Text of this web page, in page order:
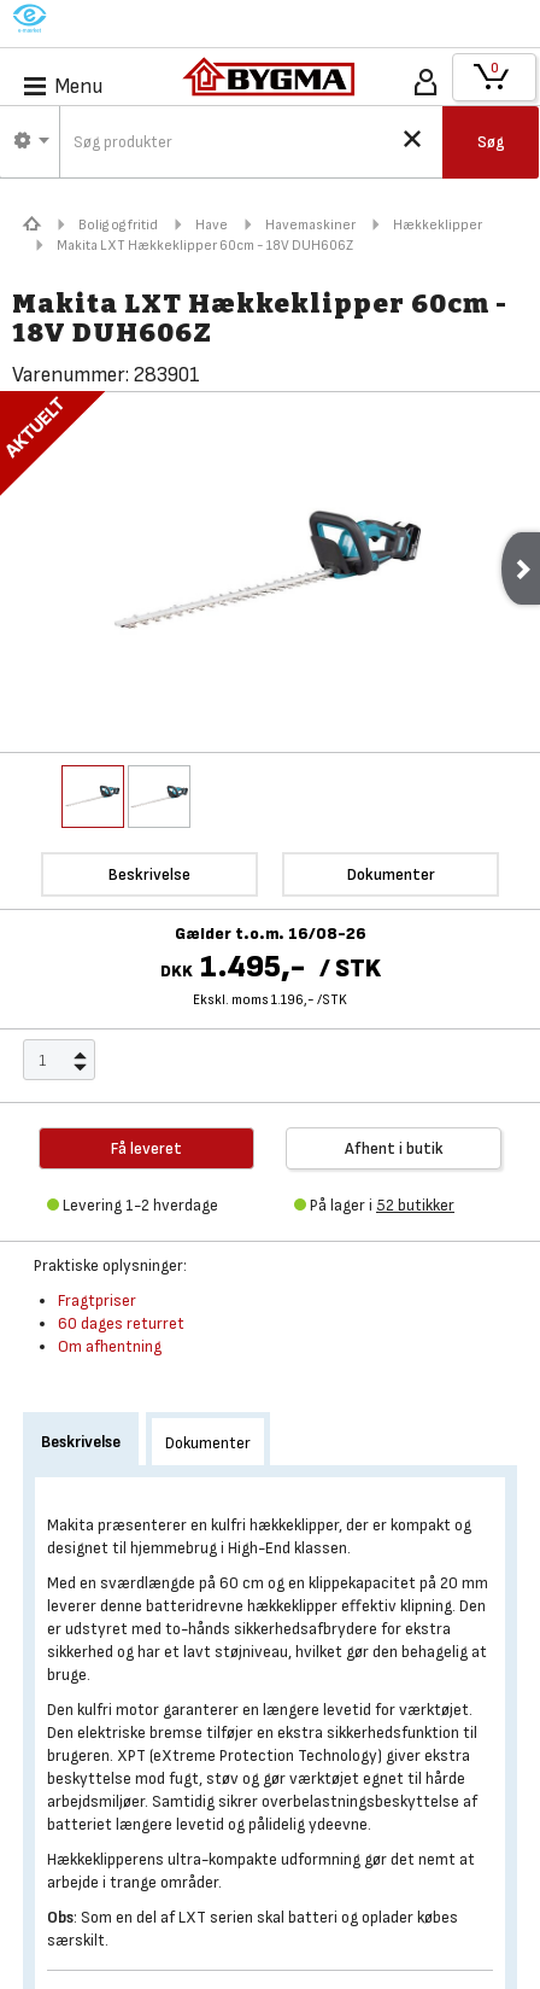
M
Menu
Søg
0
Bolig og fritid Have Havemaskiner
Hækkeklipper
Makita LXT Hækkeklipper 60cm - 18V DUH606Z
Makita LXT Hækkeklipper 60cm -
18V DUH606Z
Varenummer: 283901
Beskrivelse Dokumenter
Gælder t.o.m. 16/08-26
DKK 1.495,- / STK
Ekskl. moms 1.196,- /STK
Få leveret
Levering 1-2 hverdage
Afhent i butik
På lager i 52 butikker
Praktiske oplysninger:
Fragtpriser
60 dages returret
Om afhentning
Beskrivelse Dokumenter
Makita præsenterer en kulfri hækkeklipper, der er kompakt og
designet til hjemmebrug i High-End klassen.
Med en sværdlængde på 60 cm og en klippekapacitet på 20 mm
leverer denne batteridrevne hækkeklipper effektiv klipning. Den
er udstyret med to-hånds sikkerhedsafbrydere for ekstra
sikkerhed og har et lavt støjniveau, hvilket gør den behagelig at
bruge.
Den kulfri motor garanterer en længere levetid for værktøjet.
Den elektriske bremse tilføjer en ekstra sikkerhedsfunktion til
brugeren. XPT (eXtreme Protection Technology) giver ekstra
beskyttelse mod fugt, støv og gør værktøjet egnet til hårde
arbejdsmiljøer. Samtidig sikrer overbelastningsbeskyttelse af
batteriet længere levetid og pålidelig ydeevne.
Hækkeklipperens ultra-kompakte udformning gør det nemt at
arbejde i trange områder.
Obs: Som en del af LXT serien skal batteri og oplader købes
særskilt.